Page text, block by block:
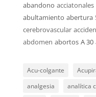
abandono acciatonales
abultamiento abertura
cerebrovascular
abdomen abortos A 30
Acu-colgante
analgesia
analítica